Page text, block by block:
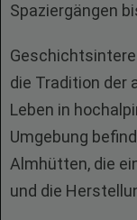
Spaziergängen
die Tradition der
Leben in
Umgebung
Almhütten, die
und die